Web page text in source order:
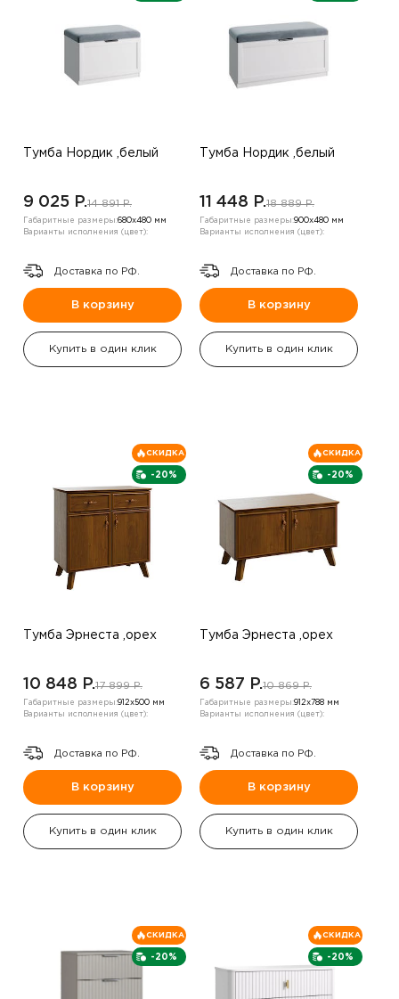
Тумба Нордик ,белый
9 025 P.14 891 P.
Габаритные размеры:680х480 мм
Варианты исполнения (цвет):
Доставка по РФ.
В корзину
Купить в один клик
Тумба Нордик ,белый
11 448 P.18 889 P.
Габаритные размеры:900х480 мм
Варианты исполнения (цвет):
Доставка по РФ.
В корзину
Купить в один клик
-20%
СКИДКА
Тумба Эрнеста ,орех
10 848 P.17 899 P.
Габаритные размеры:912х500 мм
Варианты исполнения (цвет):
Доставка по РФ.
В корзину
Купить в один клик
-20%
СКИДКА
Тумба Эрнеста ,орех
6 587 P.10 869 P.
Габаритные размеры:912х788 мм
Варианты исполнения (цвет):
Доставка по РФ.
В корзину
Купить в один клик
-20%
СКИДКА
-20%
СКИДКА